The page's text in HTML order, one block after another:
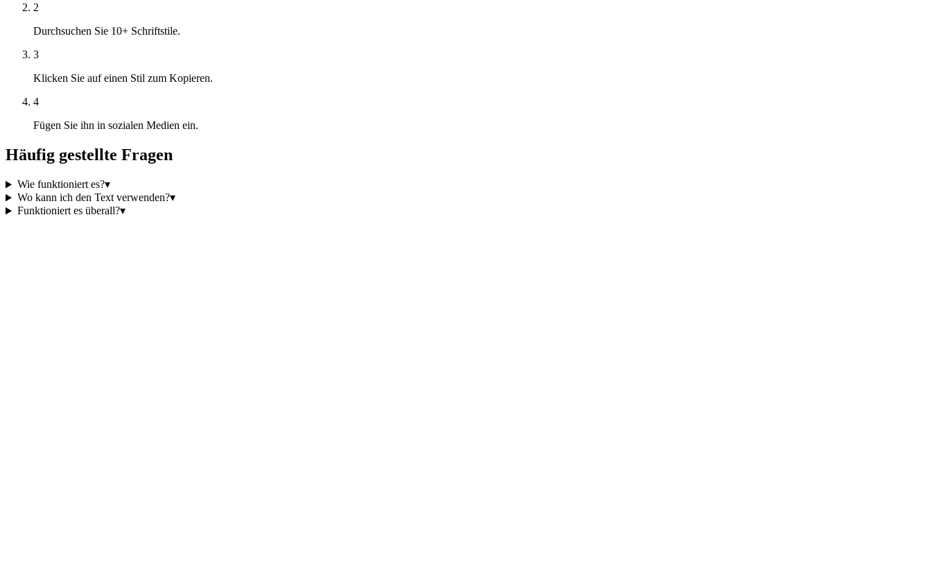
2
Durchsuchen Sie 10+ Schriftstile.
3
Klicken Sie auf einen Stil zum Kopieren.
4
Fügen Sie ihn in sozialen Medien ein.
Häufig gestellte Fragen
Wie funktioniert es?▾
Wo kann ich den Text verwenden?▾
Funktioniert es überall?▾